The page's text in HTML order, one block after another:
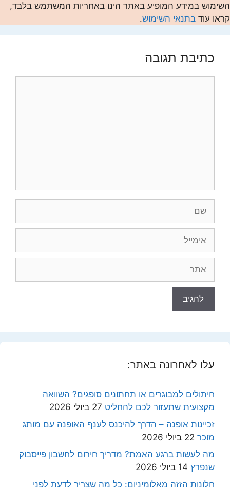
השימוש במידע המופיע באתר הינו באחריות המשתמש בלבד,
קראו עוד בתנאי השימוש.
כתיבת תגובה
עלו לאחרונה באתר:
חיתולים למבוגרים או תחתונים סופגים? השוואה
מקצועית שתעזור לכם להחליט 27 ביולי 2026
זכיינות אופנה – הדרך להיכנס לענף האופנה עם מותג
מוכר 22 ביולי 2026
מה לעשות ברגע האמת? מדריך חירום לחשבון פייסבוק
שנפרץ 14 ביולי 2026
חלונות הזזה מאלומיניום: כל מה שצריך לדעת לפני